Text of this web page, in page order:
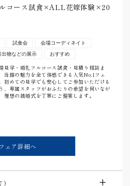
ルコース試食×ALL花嫁体験×20
試食会
会場コーディネイト
出物などの展示 おすすめ
見学・婚礼フルコース試食・見積り相談ま
当館の魅力を全て体感できる人気No.1フェ
初めての見学でも安心してご参加いただける
、専属スタッフがおふたりの希望を伺いなが
理想の結婚式を丁寧にご提案します。
フェア詳細へ
)